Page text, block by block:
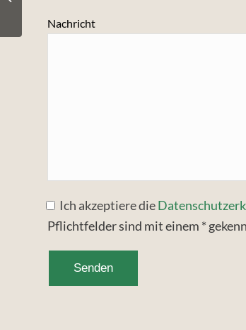
Nachricht
Ich akzeptiere die
Pflichtfelder sind mit einem *